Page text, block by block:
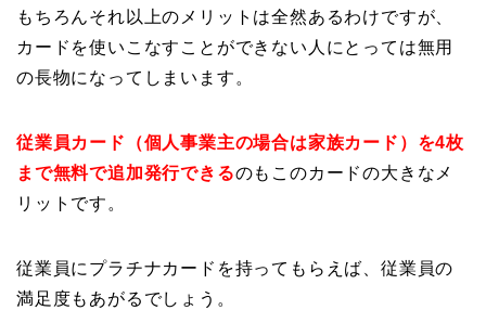
もちろんそれ以上のメリットは全然あるわけですが、
カードを使いこなすことができない人にとっては無用
の長物になってしまいます。
従業員カード（個人事業主の場合は家族カード）を4枚
まで無料で追加発行できるのもこのカードの大きなメ
リットです。
従業員にプラチナカードを持ってもらえば、従業員の
満足度もあがるでしょう。